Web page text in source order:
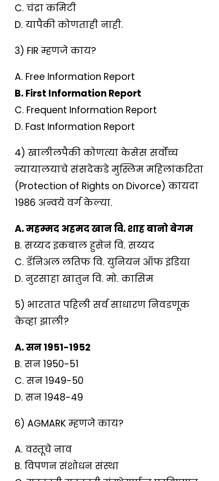
C. चंद्रा कमिटी
D. यापैकी कोणताही नाही.
3) FIR म्हणजे काय?
A. Free Information Report
B. First Information Report
C. Frequent Information Report
D. Fast Information Report
4) खालीलपैकी कोणत्या केसेस सर्वोच्च
न्यायालयाचे संसदेकडे मुस्लिम महिलांकरिता
(Protection of Rights on Divorce) कायदा
1986 अन्वये वर्ग केल्या.
A. महम्मद अहमद खान वि. शाह बानो बेगम
B. सय्यद इकबाल हुसेनं वि. सय्यद
C. डॅनिअल लतिफ वि. युनियन ऑफ इंडिया
D. नुरसाहा खातुन वि. मो. कासिम
5) भारतात पहिली सर्व साधारण निवडणूक
केव्हा झाली?
A. सन 1951-1952
B. सन 1950-51
C. सन 1949-50
D. सन 1948-49
6) AGMARK म्हणजे काय?
A. वस्तूचे नाव
B. विपणन संशोधन संस्था